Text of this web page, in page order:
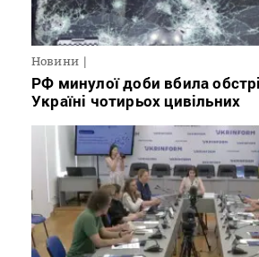
Новини
РФ минулої доби вбила
Україні чотирьох цивільних